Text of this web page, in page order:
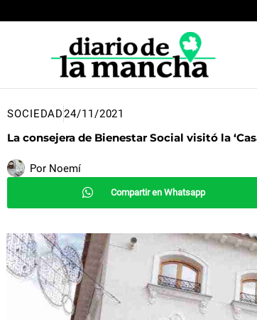
al
SOCIEDAD24/11/2021
La consejera de Bienestar Social visitó la
Por Noemí
Compartir en Whatsapp